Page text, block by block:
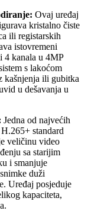
Ovaj uređaj
kristalno čiste
ili registarskih
istovremeni
4 kanala u 4MP
s lakoćom
kašnjenja ili gubitka
u dešavanja u
Jedna od najvećih
standard
veličinu video
sa starijim
i smanjuje
duži
Uređaj posjeduje
kapaciteta,